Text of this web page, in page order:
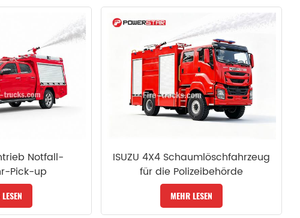
Notfall-
Pick-up
ISUZU 4X4 Schaumlöschfahrzeug
für die Polizeibehörde
MEHR LESEN